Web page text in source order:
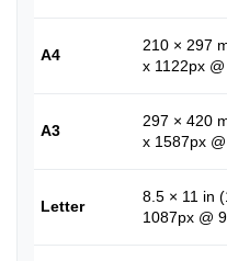
A4
210 × 297
x 1122px
A3
297 × 420
x 1587px
Letter
8.5 × 11 in
1087px @